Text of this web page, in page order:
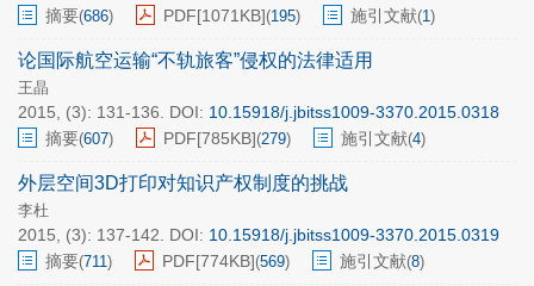
摘要(686) PDF[1071KB](195) 施引文献(1)
论国际航空运输“不轨旅客”侵权的法律适用
王晶
2015, (3): 131-136. DOI: 10.15918/j.jbitss1009-3370.2015.0318
摘要(607) PDF[785KB](279) 施引文献(4)
外层空间3D打印对知识产权制度的挑战
李杜
2015, (3): 137-142. DOI: 10.15918/j.jbitss1009-3370.2015.0319
摘要(711) PDF[774KB](569) 施引文献(8)